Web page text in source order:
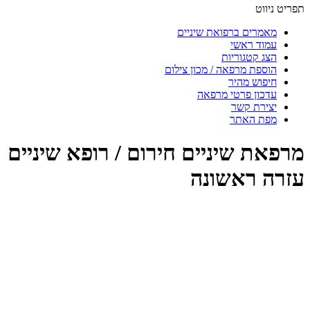
תפריט ניווט
מאמרים ברפואת שיניים
עמוד ראשי
הצג קטגוריות
הוספת מרפאה / מכון צילום
חיפוש מהיר
עדכון פרטי מרפאה
יצירת קשר
מפת האתר
מרפאת שיניים חירום / רופא שיניים
עזרה ראשונה